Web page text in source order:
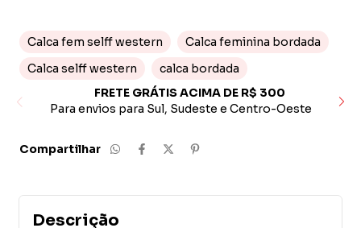
Calca fem selff western
Calca feminina bordada
Calca selff western
calca bordada
FRETE GRÁTIS ACIMA DE R$ 300
Para envios para Sul, Sudeste e Centro-Oeste
Compartilhar
Descrição